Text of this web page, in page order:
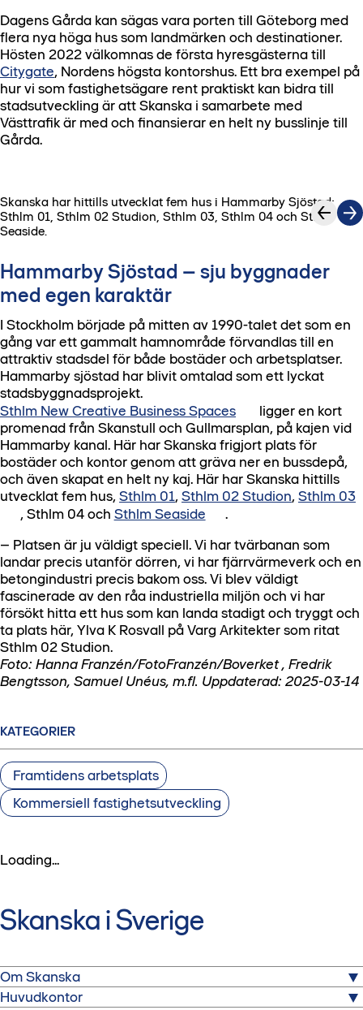
Dagens Gårda kan sägas vara porten till Göteborg med
flera nya höga hus som landmärken och destinationer.
Hösten 2022 välkomnas de första hyresgästerna till
Citygate, Nordens högsta kontorshus. Ett bra exempel på
hur vi som fastighetsägare rent praktiskt kan bidra till
stadsutveckling är att Skanska i samarbete med
Västtrafik är med och finansierar en helt ny busslinje till
Gårda.
Skanska har hittills utvecklat fem hus i Hammarby Sjöstad:
Sthlm 01, Sthlm 02 Studion, Sthlm 03, Sthlm 04 och Sthlm
Seaside.
1/3
Hammarby Sjöstad – sju byggnader
med egen karaktär
I Stockholm började på mitten av 1990-talet det som en
gång var ett gammalt hamnområde förvandlas till en
attraktiv stadsdel för både bostäder och arbetsplatser.
Hammarby sjöstad har blivit omtalad som ett lyckat
stadsbyggnadsprojekt.
Sthlm New Creative Business Spaces
ligger en kort
promenad från Skanstull och Gullmarsplan, på kajen vid
Hammarby kanal. Här har Skanska frigjort plats för
bostäder och kontor genom att gräva ner en bussdepå,
och även skapat en helt ny kaj. Här har Skanska hittills
utvecklat fem hus, Sthlm 01, Sthlm 02 Studion, Sthlm 03
, Sthlm 04 och Sthlm Seaside
.
– Platsen är ju väldigt speciell. Vi har tvärbanan som
landar precis utanför dörren, vi har fjärrvärmeverk och en
betongindustri precis bakom oss. Vi blev väldigt
fascinerade av den råa industriella miljön och vi har
försökt hitta ett hus som kan landa stadigt och tryggt och
ta plats här, Ylva K Rosvall på Varg Arkitekter som ritat
Sthlm 02 Studion.
Foto: Hanna Franzén/FotoFranzén/Boverket , Fredrik
Bengtsson, Samuel Unéus, m.fl. Uppdaterad: 2025-03-14
KATEGORIER
Framtidens arbetsplats
Kommersiell fastighetsutveckling
Loading...
Skanska i Sverige
Om Skanska
Skanska är ett av Sveriges största byggbolag. Här kan du
Huvudkontor